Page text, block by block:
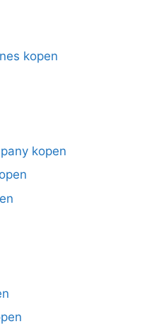
kopen
kopen